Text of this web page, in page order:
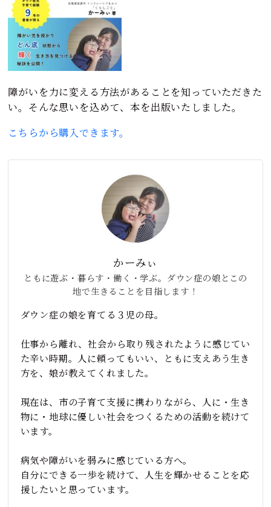
障がいを力に変える方法があることを知っていただきた
い。そんな思いを込めて、本を出版いたしました。
こちらから購入できます。
かーみぃ
ともに遊ぶ・暮らす・働く・学ぶ。ダウン症の娘とこの
地で生きることを目指します！
ダウン症の娘を育てる３児の母。
仕事から離れ、社会から取り残されたように感じてい
た辛い時期。人に頼ってもいい、ともに支えあう生き
方を、娘が教えてくれました。
現在は、市の子育て支援に携わりながら、人に・生き
物に・地球に優しい社会をつくるための活動を続けて
います。
病気や障がいを弱みに感じている方へ。
自分にできる一歩を続けて、人生を輝かせることを応
援したいと思っています。